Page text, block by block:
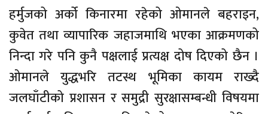
हर्मुजको अर्को किनारमा रहेको ओमानले बहराइन,
कुवेत तथा व्यापारिक जहाजमाथि भएका आक्रमणको
निन्दा गरे पनि कुनै पक्षलाई प्रत्यक्ष दोष दिएको छैन ।
ओमानले युद्धभरि तटस्थ भूमिका कायम राख्दै
जलघाँटीको प्रशासन र समुद्री सुरक्षासम्बन्धी विषयमा